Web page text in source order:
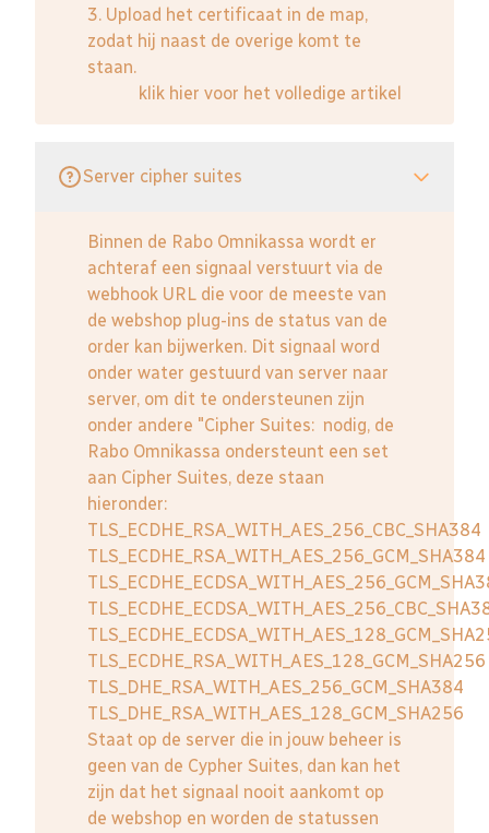
3. Upload het certificaat in de map,
zodat hij naast de overige komt te
staan.
klik hier voor het volledige artikel
Server cipher suites
Binnen de Rabo Omnikassa wordt er
achteraf een signaal verstuurt via de
webhook URL die voor de meeste van
de webshop plug-ins de status van de
order kan bijwerken. Dit signaal word
onder water gestuurd van server naar
server, om dit te ondersteunen zijn
onder andere "Cipher Suites: nodig, de
Rabo Omnikassa ondersteunt een set
aan Cipher Suites, deze staan
hieronder:
TLS_ECDHE_RSA_WITH_AES_256_CBC_SHA384
TLS_ECDHE_RSA_WITH_AES_256_GCM_SHA384
TLS_ECDHE_RSA_WITH_AES_128_GCM_SHA256
TLS_DHE_RSA_WITH_AES_256_GCM_SHA384
TLS_DHE_RSA_WITH_AES_128_GCM_SHA256
Staat op de server die in jouw beheer is
geen van de Cypher Suites, dan kan het
zijn dat het signaal nooit aankomt op
de webshop en worden de statussen